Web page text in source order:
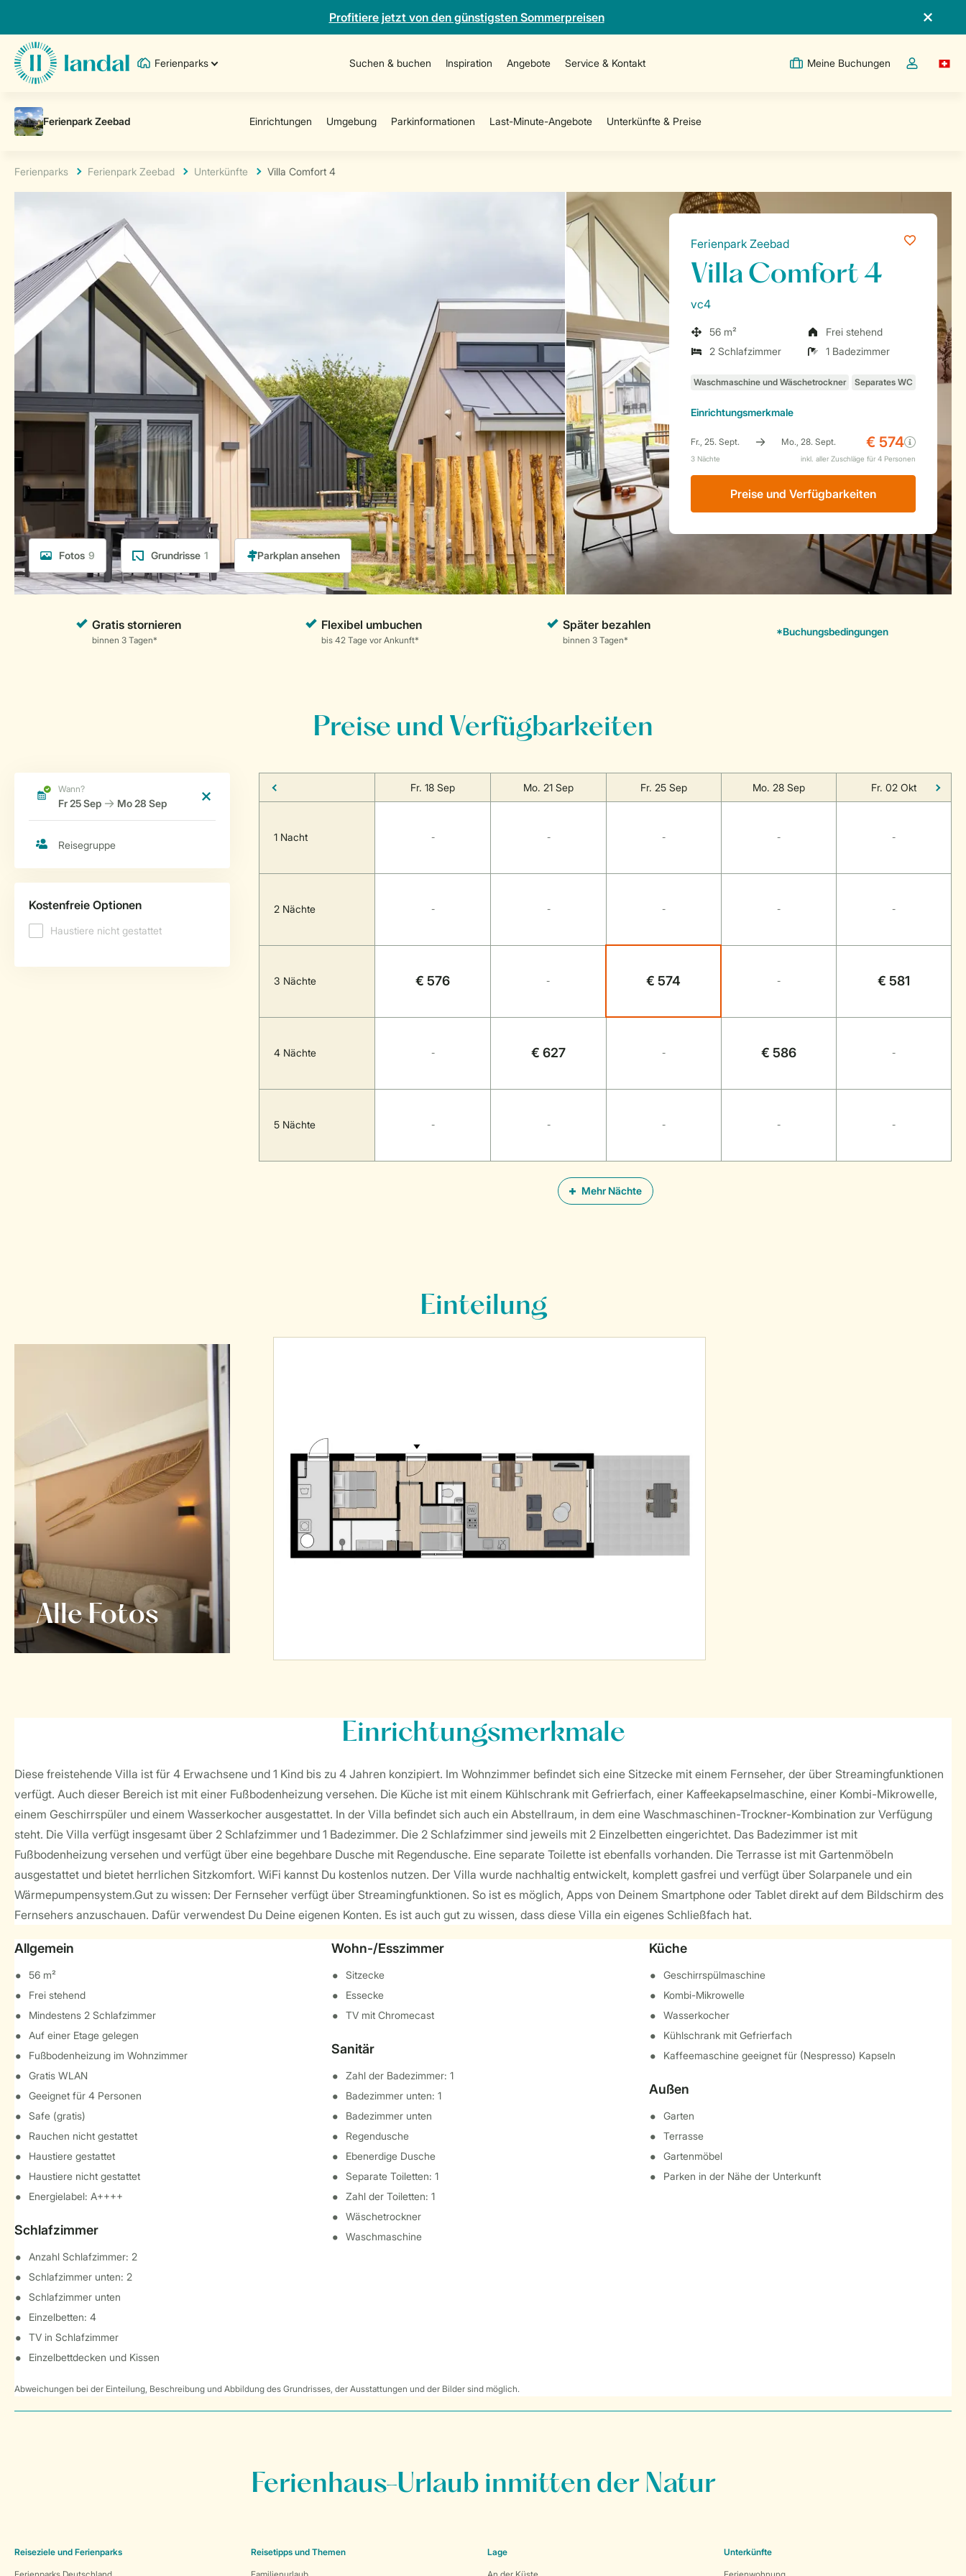
Profitiere jetzt von den günstigsten Sommerpreisen
Ferienparks Suchen & buchen Inspiration Angebote Service & Kontakt Meine Buchungen
Dropdown-
Ferienparks Ferienpark Zeebad Unterkünfte Villa Comfort 4
Fotos 9 Grundrisse 1
Ferienpark Zeebad
Villa Comfort 4
vc4
56 m²
Frei stehend
2 Schlafzimmer
1 Badezimmer
Einrichtungsmerkmale
Preise und Verfügbarkeiten
Preise und Verfügbarkeiten
Mehr Nächte
Fr. 18 Sep Mo. 21 Sep Fr. 25 Sep Mo. 28 Sep Fr. 02 Okt
1 Nacht - - - - -
2 Nächte - - - - -
3 Nächte € 576 - € 574 - € 581
4 Nächte - € 627 - € 586 -
5 Nächte - - - - -
Einteilung
Alle Fotos
Einrichtungsmerkmale
Diese freistehende Villa ist für 4 Erwachsene und 1 Kind bis zu 4 Jahren konzipiert. Im Wohnzimmer befindet sich eine Sitzecke mit einem Fernseher, der über Streamingfunktionen
verfügt. Auch dieser Bereich ist mit einer Fußbodenheizung versehen. Die Küche ist mit einem Kühlschrank mit Gefrierfach, einer Kaffeekapselmaschine, einer Kombi-Mikrowelle,
einem Geschirrspüler und einem Wasserkocher ausgestattet. In der Villa befindet sich auch ein Abstellraum, in dem eine Waschmaschinen-Trockner-Kombination zur Verfügung
steht. Die Villa verfügt insgesamt über 2 Schlafzimmer und 1 Badezimmer. Die 2 Schlafzimmer sind jeweils mit 2 Einzelbetten eingerichtet. Das Badezimmer ist mit
Fußbodenheizung versehen und verfügt über eine begehbare Dusche mit Regendusche. Eine separate Toilette ist ebenfalls vorhanden. Die Terrasse ist mit Gartenmöbeln
ausgestattet und bietet herrlichen Sitzkomfort. WiFi kannst Du kostenlos nutzen. Der Villa wurde nachhaltig entwickelt, komplett gasfrei und verfügt über Solarpanele und ein
Wärmepumpensystem.Gut zu wissen: Der Fernseher verfügt über Streamingfunktionen. So ist es möglich, Apps von Deinem Smartphone oder Tablet direkt auf dem Bildschirm des
Fernsehers anzuschauen. Dafür verwendest Du Deine eigenen Konten. Es ist auch gut zu wissen, dass diese Villa ein eigenes Schließfach hat.
Allgemein
56 m²
Frei stehend
Mindestens 2 Schlafzimmer
Auf einer Etage gelegen
Fußbodenheizung im Wohnzimmer
Gratis WLAN
Geeignet für 4 Personen
Safe (gratis)
Rauchen nicht gestattet
Haustiere gestattet
Haustiere nicht gestattet
Energielabel: A++++
Schlafzimmer
Anzahl Schlafzimmer: 2
Schlafzimmer unten: 2
Schlafzimmer unten
Einzelbetten: 4
TV in Schlafzimmer
Einzelbettdecken und Kissen
Wohn-/Esszimmer
Sitzecke
Essecke
TV mit Chromecast
Sanitär
Zahl der Badezimmer: 1
Badezimmer unten: 1
Badezimmer unten
Regendusche
Ebenerdige Dusche
Separate Toiletten: 1
Zahl der Toiletten: 1
Wäschetrockner
Waschmaschine
Küche
Geschirrspülmaschine
Kombi-Mikrowelle
Wasserkocher
Kühlschrank mit Gefrierfach
Kaffeemaschine geeignet für (Nespresso) Kapseln
Außen
Garten
Terrasse
Gartenmöbel
Parken in der Nähe der Unterkunft
Abweichungen bei der Einteilung, Beschreibung und Abbildung des Grundrisses, der Ausstattungen und der Bilder sind möglich.
Ferienhaus-Urlaub inmitten der Natur
Reiseziele und Ferienparks Reisetipps und Themen Lage Unterkünfte